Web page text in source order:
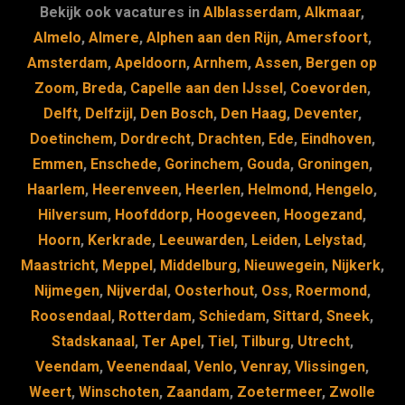
b
o
o
k
d
s
a
m
k
y
dI
n
Bekijk ook vacatures inAlblasserdam,Alkmaar,
Almelo, Almere, Alphen aan den Rijn, Amersfoort,
Amsterdam,Apeldoorn,Arnhem,Assen, Bergen op
Zoom, Breda, Capelle aan den IJssel, Coevorden,
Delft, Delfzijl, Den Bosch, Den Haag, Deventer,
Doetinchem, Dordrecht, Drachten, Ede, Eindhoven,
Emmen, Enschede, Gorinchem, Gouda, Groningen,
Haarlem, Heerenveen, Heerlen, Helmond, Hengelo,
Hilversum, Hoofddorp, Hoogeveen, Hoogezand,
Hoorn, Kerkrade, Leeuwarden, Leiden, Lelystad,
Maastricht, Meppel, Middelburg, Nieuwegein, Nijkerk,
Nijmegen, Nijverdal, Oosterhout, Oss, Roermond,
Roosendaal, Rotterdam,Schiedam,Sittard,Sneek,
Stadskanaal, Ter Apel, Tiel, Tilburg, Utrecht,
Veendam,Veenendaal,Venlo,Venray,Vlissingen,
Weert,Winschoten, Zaandam, Zoetermeer, Zwolle